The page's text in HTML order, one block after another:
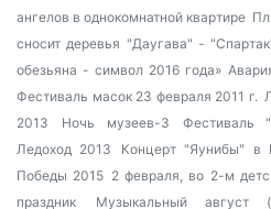
ангелов в однокомнатной квартире
сносит деревья "Даугава" -
обезьяна - символ 2016 года»
Фестиваль масок 23 февраля 2011 г.
2013
Ночь музеев-3
Фестиваль
Ледоход 2013
Концерт "Яунибы" в
Победы 2015 2 февраля, во 2-м
праздник
Музыкальный август